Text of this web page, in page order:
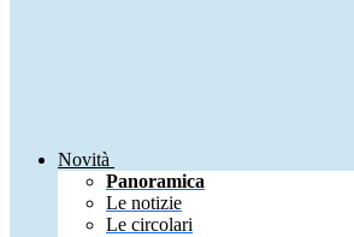
Novità
Panoramica
Le notizie
Le circolari